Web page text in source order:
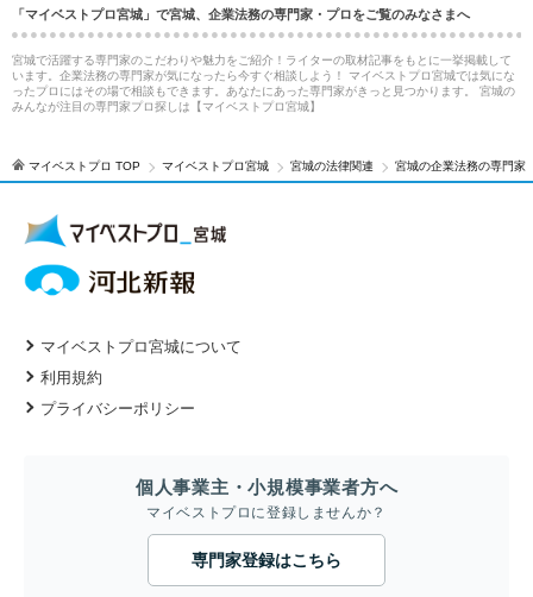
「マイベストプロ宮城」で宮城、企業法務の専門家・プロをご覧のみなさまへ
宮城で活躍する専門家のこだわりや魅力をご紹介！ライターの取材記事をもとに一挙掲載して
います。企業法務の専門家が気になったら今すぐ相談しよう！ マイベストプロ宮城では気にな
ったプロにはその場で相談もできます。あなたにあった専門家がきっと見つかります。 宮城の
みんなが注目の専門家プロ探しは【マイベストプロ宮城】
マイベストプロ TOP マイベストプロ宮城 宮城の法律関連 宮城の企業法務の専門家
マイベストプロ宮城について
利用規約
プライバシーポリシー
個人事業主・小規模事業者方へ
マイベストプロに登録しませんか？
専門家登録はこちら